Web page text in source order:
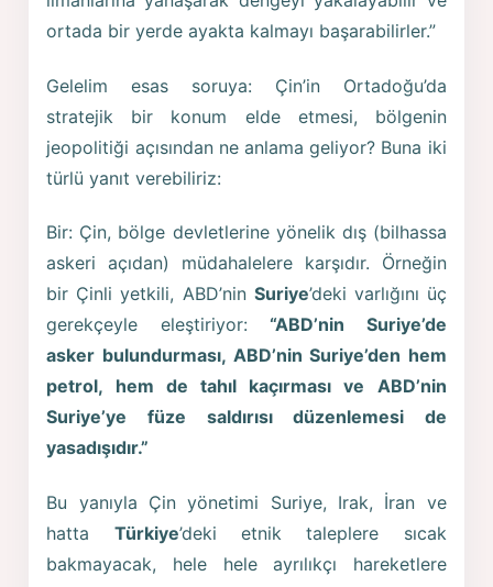
ortada bir yerde ayakta kalmayı başarabilirler.”
Gelelim esas soruya: Çin’in Ortadoğu’da
stratejik bir konum elde etmesi, bölgenin
jeopolitiği açısından ne anlama geliyor? Buna iki
türlü yanıt verebiliriz:
Bir: Çin, bölge devletlerine yönelik dış (bilhassa
askeri açıdan) müdahalelere karşıdır. Örneğin
bir Çinli yetkili, ABD’nin Suriye’deki varlığını üç
gerekçeyle eleştiriyor:“ABD’nin Suriye’de
asker bulundurması, ABD’nin Suriye’den hem
petrol, hem de tahıl kaçırması ve ABD’nin
Suriye’ye füze saldırısı düzenlemesi de
yasadışıdır.”
Bu yanıyla Çin yönetimi Suriye, Irak, İran ve
hatta Türkiye’deki etnik taleplere sıcak
bakmayacak, hele hele ayrılıkçı hareketlere